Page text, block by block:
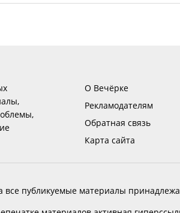
О Вечёрке
Рекламодателям
Обратная связь
Карта сайта
все публикуемые материалы